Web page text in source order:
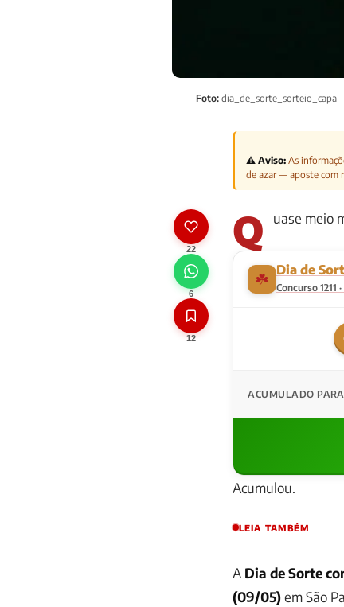
Foto: dia_de_sorte_sorteio_capa
22
6
12
⚠️ Aviso: As
de azar — aposte com
Q uase meio
☘️ Dia de
Concurso 1211
ACUMULADO PARA
Acumulou.
LEIA TAMBÉM
A Dia de Sorte
(09/05)em São